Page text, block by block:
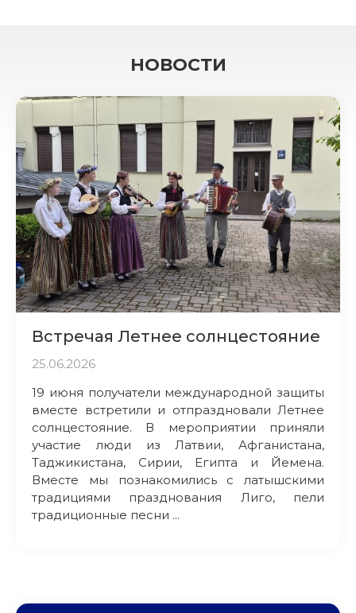
НОВОСТИ
Встречая Летнее солнцестояние
25.06.2026
19 июня получатели международной защиты
вместе встретили и отпраздновали Летнее
солнцестояние. В мероприятии приняли
участие люди из Латвии, Афганистана,
Таджикистана, Сирии, Египта и Йемена.
Вместе мы познакомились с латышскими
традициями празднования Лиго, пели
традиционные песни ...